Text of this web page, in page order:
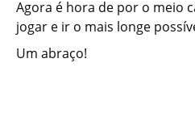
Agora é hora de por o meio
jogar e ir o mais longe
Um abraço!